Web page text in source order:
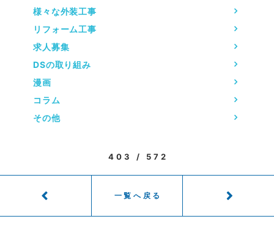
様々な外装工事
リフォーム工事
求人募集
DSの取り組み
漫画
コラム
その他
403 / 572
一覧へ戻る